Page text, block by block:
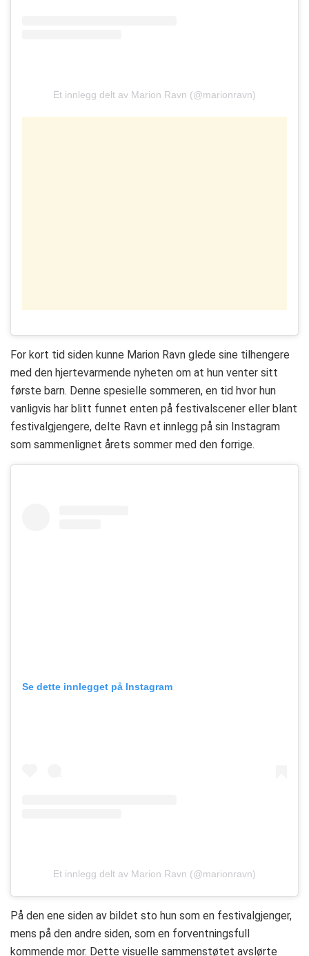
Et innlegg delt av Marion Ravn (@marionravn)
For kort tid siden kunne Marion Ravn glede sine tilhengere
med den hjertevarmende nyheten om at hun venter sitt
første barn. Denne spesielle sommeren, en tid hvor hun
vanligvis har blitt funnet enten på festivalscener eller blant
festivalgjengere, delte Ravn et innlegg på sin Instagram
som sammenlignet årets sommer med den forrige.
Se dette innlegget på Instagram
Et innlegg delt av Marion Ravn (@marionravn)
På den ene siden av bildet sto hun som en festivalgjenger,
mens på den andre siden, som en forventningsfull
kommende mor. Dette visuelle sammenstøtet avslørte